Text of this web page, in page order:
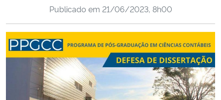
Ministério da Cidadania
Ministério da Saúde
Ministério de Minas e Energia
Ministério da Ciência, Tecnologia, Inovações e Comunicações
Publicado em 21/06/2023, 8h00